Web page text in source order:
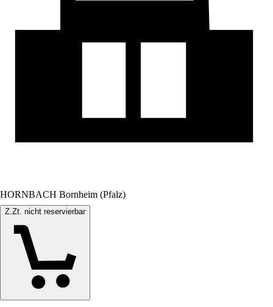
HORNBACH Bornheim (Pfalz)
Z.Zt. nicht reservierbar